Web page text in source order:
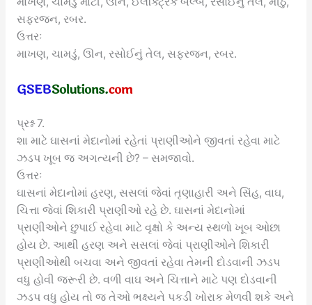
સફરજન, રબર.
ઉત્તરઃ
માખણ, ચામડું, ઊન, રસોઈનું તેલ, સફરજન, રબર.
પ્રશ્ન 7.
શા માટે ઘાસનાં મેદાનોમાં રહેતાં પ્રાણીઓને જીવતાં રહેવા માટે
ઝડપ ખૂબ જ અગત્યની છે? – સમજાવો.
ઉત્તરઃ
ઘાસનાં મેદાનોમાં હરણ, સસલાં જેવાં તૃણાહારી અને સિંહ, વાઘ,
ચિત્તા જેવાં શિકારી પ્રાણીઓ રહે છે. ઘાસનાં મેદાનોમાં
પ્રાણીઓને છુપાઈ રહેવા માટે વૃક્ષો કે અન્ય સ્થળો ખૂબ ઓછા
હોય છે. આથી હરણ અને સસલાં જેવાં પ્રાણીઓને શિકારી
પ્રાણીઓથી બચવા અને જીવતાં રહેવા તેમની દોડવાની ઝડપ
વધુ હોવી જરૂરી છે. વળી વાઘ અને ચિત્તાને માટે પણ દોડવાની
ઝડપ વધુ હોય તો જ તેઓ ભક્ષ્યને પકડી ખોરાક મેળવી શકે અને